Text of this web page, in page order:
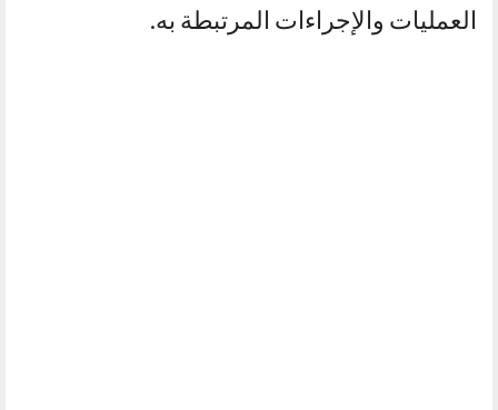
العمليات والإجراءات المرتبطة به.